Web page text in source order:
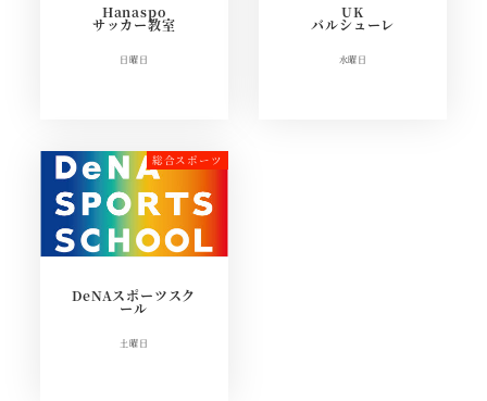
Hanaspo
サッカー教室
日曜日
UK
バルシューレ
水曜日
DeNAスポーツスク
ール
土曜日